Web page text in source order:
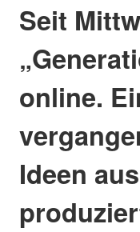
Seit
online.
Ideen